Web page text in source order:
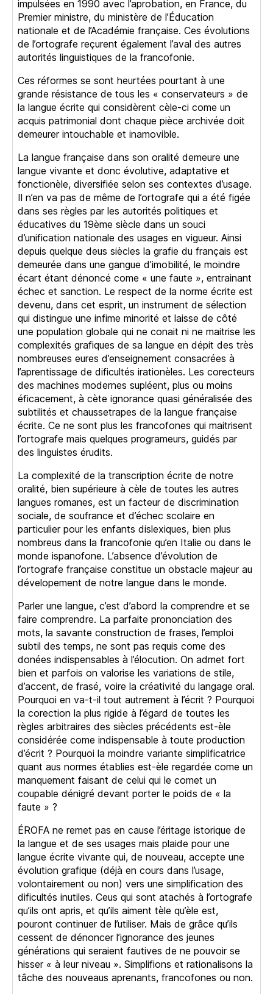
impulsées en 1990 avec l’aprobation, en France, du
Premier ministre, du ministère de l’Éducation
nationale et de l’Académie française. Ces évolutions
de l’ortografe reçurent également l’aval des autres
autorités linguistiques de la francofonie.
Ces réformes se sont heurtées pourtant à une
grande résistance de tous les « conservateurs » de
la langue écrite qui considèrent cèle-ci come un
acquis patrimonial dont chaque pièce archivée doit
demeurer intouchable et inamovible.
La langue française dans son oralité demeure une
langue vivante et donc évolutive, adaptative et
fonctionèle, diversifiée selon ses contextes d’usage.
Il n’en va pas de même de l’ortografe qui a été figée
dans ses règles par les autorités politiques et
éducatives du 19ème siècle dans un souci
d’unification nationale des usages en vigueur. Ainsi
depuis quelque deus siècles la grafie du français est
demeurée dans une gangue d’imobilité, le moindre
écart étant dénoncé come « une faute », entrainant
échec et sanction. Le respect de la norme écrite est
devenu, dans cet esprit, un instrument de sélection
qui distingue une infime minorité et laisse de côté
une population globale qui ne conait ni ne maitrise les
complexités grafiques de sa langue en dépit des très
nombreuses eures d’enseignement consacrées à
l’aprentissage de dificultés irationèles. Les corecteurs
des machines modernes supléent, plus ou moins
éficacement, à cète ignorance quasi généralisée des
subtilités et chaussetrapes de la langue française
écrite. Ce ne sont plus les francofones qui maitrisent
l’ortografe mais quelques programeurs, guidés par
des linguistes érudits.
La complexité de la transcription écrite de notre
oralité, bien supérieure à cèle de toutes les autres
langues romanes, est un facteur de discrimination
sociale, de soufrance et d’échec scolaire en
particulier pour les enfants dislexiques, bien plus
nombreus dans la francofonie qu’en Italie ou dans le
monde ispanofone. L’absence d’évolution de
l’ortografe française constitue un obstacle majeur au
dévelopement de notre langue dans le monde.
Parler une langue, c’est d’abord la comprendre et se
faire comprendre. La parfaite prononciation des
mots, la savante construction de frases, l’emploi
subtil des temps, ne sont pas requis come des
donées indispensables à l’élocution. On admet fort
bien et parfois on valorise les variations de stile,
d’accent, de frasé, voire la créativité du langage oral.
Pourquoi en va-t-il tout autrement à l’écrit ? Pourquoi
la corection la plus rigide à l’égard de toutes les
règles arbitraires des siècles précédents est-èle
considérée come indispensable à toute production
d’écrit ? Pourquoi la moindre variante simplificatrice
quant aus normes établies est-èle regardée come un
manquement faisant de celui qui le comet un
coupable dénigré devant porter le poids de « la
faute » ?
ÉROFA ne remet pas en cause l’éritage istorique de
la langue et de ses usages mais plaide pour une
langue écrite vivante qui, de nouveau, accepte une
évolution grafique (déjà en cours dans l’usage,
volontairement ou non) vers une simplification des
dificultés inutiles. Ceus qui sont atachés à l’ortografe
qu’ils ont apris, et qu’ils aiment tèle qu’èle est,
pouront continuer de l’utiliser. Mais de grâce qu’ils
cessent de dénoncer l’ignorance des jeunes
générations qui seraient fautives de ne pouvoir se
hisser « à leur niveau ». Simplifions et rationalisons la
tâche des nouveaus aprenants, francofones ou non.